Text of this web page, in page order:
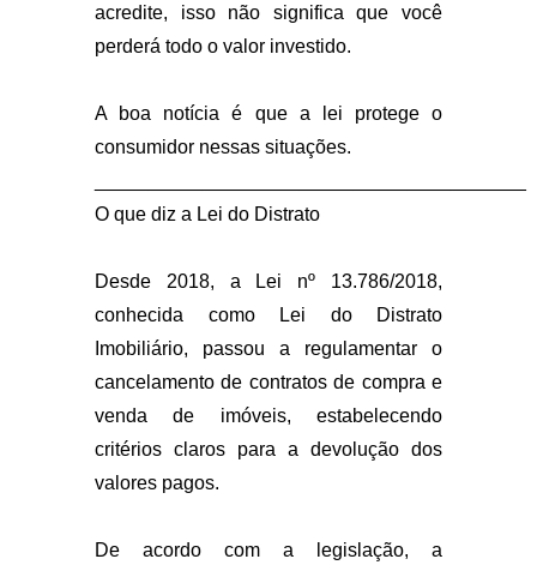
acredite, isso não significa que você
perderá todo o valor investido.
A boa notícia é que a lei protege o
consumidor nessas situações.
O que diz a Lei do Distrato
Desde 2018, a Lei nº 13.786/2018,
conhecida como Lei do Distrato
Imobiliário, passou a regulamentar o
cancelamento de contratos de compra e
venda de imóveis, estabelecendo
critérios claros para a devolução dos
valores pagos.
De acordo com a legislação, a